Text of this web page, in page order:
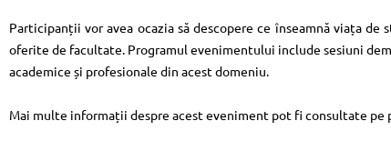
Participanții vor avea ocazia să descopere ce înseamnă viața
oferite de facultate. Programul evenimentului include sesiuni
academice și profesionale din acest domeniu.
Mai multe informații despre acest eveniment pot fi consultate pe